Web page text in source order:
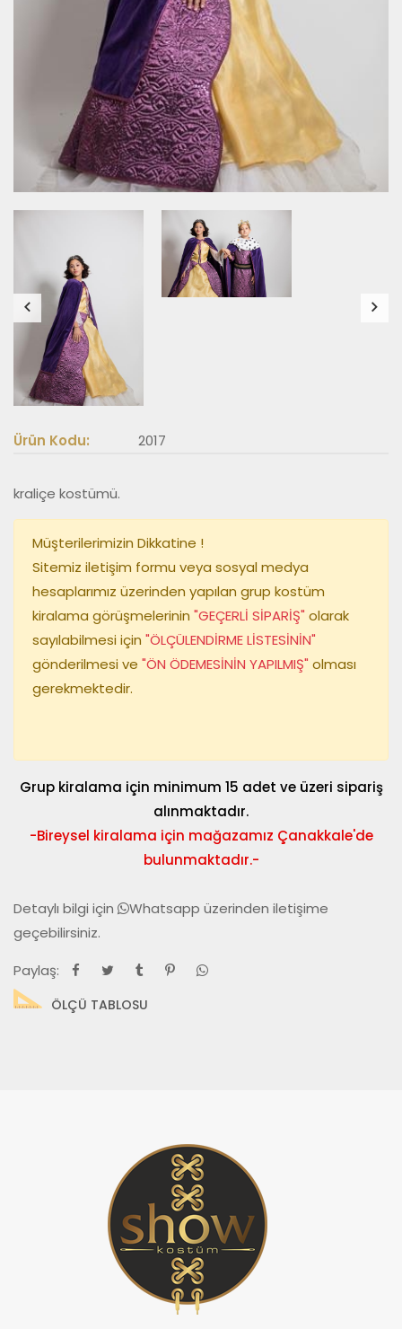
Ürün Kodu: 2017
kraliçe kostümü.
Müşterilerimizin Dikkatine !
Sitemiz iletişim formu veya sosyal medya
hesaplarımız üzerinden yapılan grup kostüm
kiralama görüşmelerinin "GEÇERLİ SİPARİŞ" olarak
sayılabilmesi için "ÖLÇÜLENDİRME LİSTESİNİN"
gönderilmesi ve "ÖN ÖDEMESİNİN YAPILMIŞ" olması
gerekmektedir.
Grup kiralama için minimum 15 adet ve üzeri sipariş
alınmaktadır.
-Bireysel kiralama için mağazamız Çanakkale'de
bulunmaktadır.-
Detaylı bilgi için Whatsapp üzerinden iletişime
geçebilirsiniz.
Paylaş:
ÖLÇÜ TABLOSU